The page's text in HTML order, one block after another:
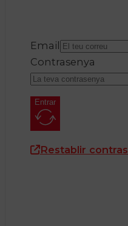
Email
Contrasenya
Entrar
Restablir